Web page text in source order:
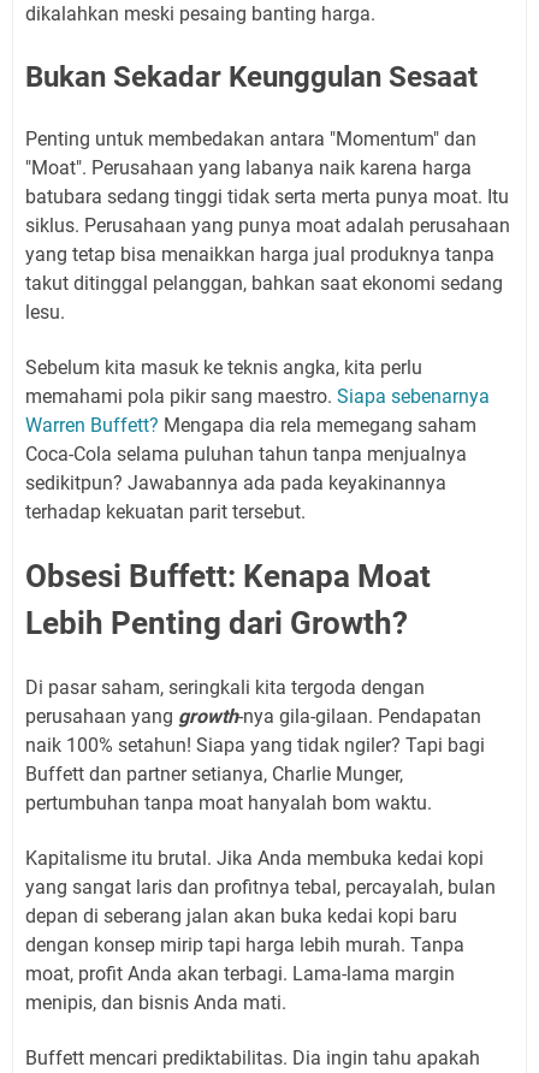
dikalahkan meski pesaing banting harga.
Bukan Sekadar Keunggulan Sesaat
Penting untuk membedakan antara "Momentum" dan
"Moat". Perusahaan yang labanya naik karena harga
batubara sedang tinggi tidak serta merta punya moat. Itu
siklus. Perusahaan yang punya moat adalah perusahaan
yang tetap bisa menaikkan harga jual produknya tanpa
takut ditinggal pelanggan, bahkan saat ekonomi sedang
lesu.
Sebelum kita masuk ke teknis angka, kita perlu
memahami pola pikir sang maestro. Siapa sebenarnya
Warren Buffett? Mengapa dia rela memegang saham
Coca-Cola selama puluhan tahun tanpa menjualnya
sedikitpun? Jawabannya ada pada keyakinannya
terhadap kekuatan parit tersebut.
Obsesi Buffett: Kenapa Moat
Lebih Penting dari Growth?
Di pasar saham, seringkali kita tergoda dengan
perusahaan yang growth-nya gila-gilaan. Pendapatan
naik 100% setahun! Siapa yang tidak ngiler? Tapi bagi
Buffett dan partner setianya, Charlie Munger,
pertumbuhan tanpa moat hanyalah bom waktu.
Kapitalisme itu brutal. Jika Anda membuka kedai kopi
yang sangat laris dan profitnya tebal, percayalah, bulan
depan di seberang jalan akan buka kedai kopi baru
dengan konsep mirip tapi harga lebih murah. Tanpa
moat, profit Anda akan terbagi. Lama-lama margin
menipis, dan bisnis Anda mati.
Buffett mencari prediktabilitas. Dia ingin tahu apakah